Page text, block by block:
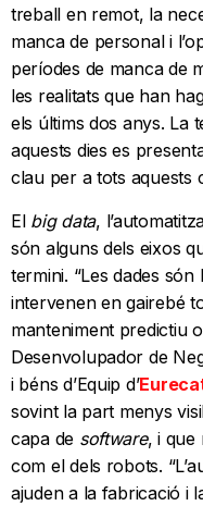
treball en remot, la
manca de personal i
períodes de manca de
les realitats que han
els últims dos anys. La
aquests dies es
clau per a tots aquests
El big data,
són alguns dels eixos
termini. “Les dades
intervenen en gairebé
manteniment predictiu
Desenvolupador de
i béns d’Equip d’
sovint la part menys
capa de software, i que
com el dels robots.
ajuden a la fabricació i